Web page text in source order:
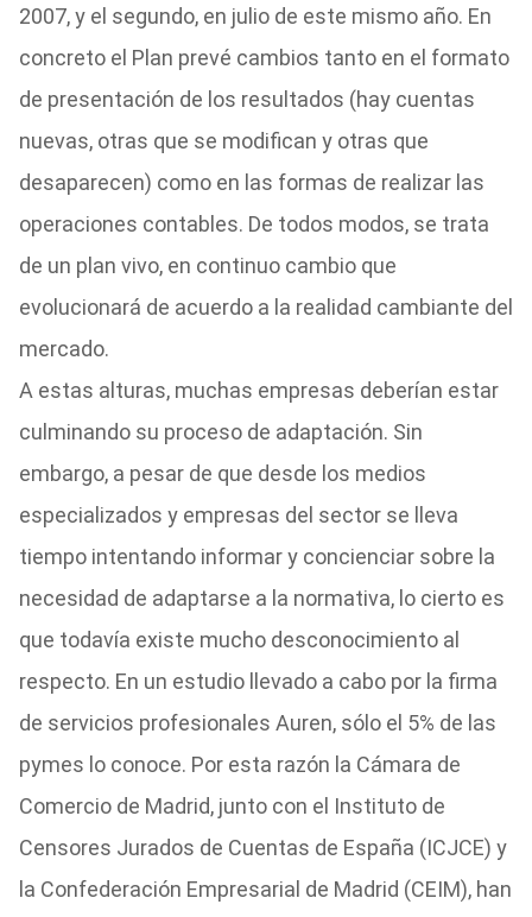
2007, y el segundo, en julio de este mismo año. En
concreto el Plan prevé cambios tanto en el formato
de presentación de los resultados (hay cuentas
nuevas, otras que se modifican y otras que
desaparecen) como en las formas de realizar las
operaciones contables. De todos modos, se trata
de un plan vivo, en continuo cambio que
evolucionará de acuerdo a la realidad cambiante del
mercado.
A estas alturas, muchas empresas deberían estar
culminando su proceso de adaptación. Sin
embargo, a pesar de que desde los medios
especializados y empresas del sector se lleva
tiempo intentando informar y concienciar sobre la
necesidad de adaptarse a la normativa, lo cierto es
que todavía existe mucho desconocimiento al
respecto. En un estudio llevado a cabo por la firma
de servicios profesionales Auren, sólo el 5% de las
pymes lo conoce. Por esta razón la Cámara de
Comercio de Madrid, junto con el Instituto de
Censores Jurados de Cuentas de España (ICJCE) y
la Confederación Empresarial de Madrid (CEIM), han